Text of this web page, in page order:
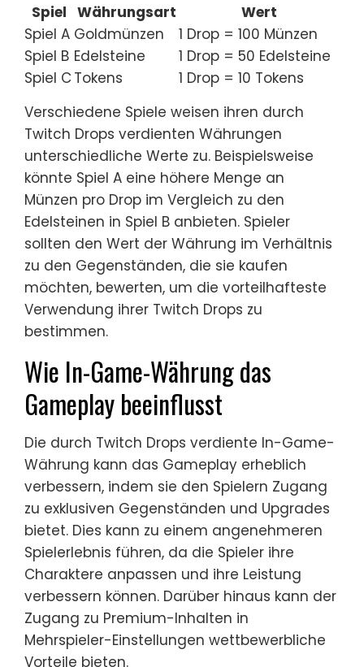
Spiel Währungsart
Wert
Spiel A Goldmünzen
1 Drop = 100 Münzen
Spiel B Edelsteine
1 Drop = 50 Edelsteine
Spiel CTokens
1 Drop = 10 Tokens
Verschiedene Spiele weisen ihren durch
Twitch Drops verdienten Währungen
unterschiedliche Werte zu. Beispielsweise
könnte Spiel A eine höhere Menge an
Münzen pro Drop im Vergleich zu den
Edelsteinen in Spiel B anbieten. Spieler
sollten den Wert der Währung im Verhältnis
zu den Gegenständen, die sie kaufen
möchten, bewerten, um die vorteilhafteste
Verwendung ihrer Twitch Drops zu
bestimmen.
Wie In-Game-Währung das
Gameplay beeinflusst
Die durch Twitch Drops verdiente In-Game-
Währung kann das Gameplay erheblich
verbessern, indem sie den Spielern Zugang
zu exklusiven Gegenständen und Upgrades
bietet. Dies kann zu einem angenehmeren
Spielerlebnis führen, da die Spieler ihre
Charaktere anpassen und ihre Leistung
verbessern können. Darüber hinaus kann der
Zugang zu Premium-Inhalten in
Mehrspieler-Einstellungen wettbewerbliche
Vorteile bieten.